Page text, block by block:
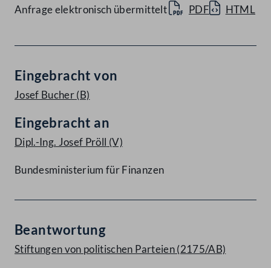
Anfrage elektronisch übermittelt
PDF HTML
Eingebracht von
Josef Bucher(B)
Eingebracht an
Dipl.-Ing. Josef Pröll (V)
Bundesministerium für Finanzen
Beantwortung
Stiftungen von politischen Parteien (2175/AB)